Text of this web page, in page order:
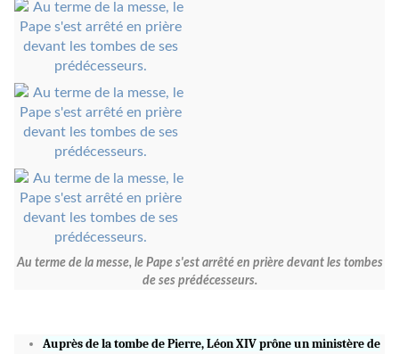
Au terme de la messe, le Pape s'est arrêté en prière devant les tombes
de ses prédécesseurs.
Auprès de la tombe de Pierre, Léon XIV prône un ministère de